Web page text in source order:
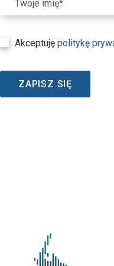
Twoje imię*
Akceptuję politykę
ZAPISZ SIĘ